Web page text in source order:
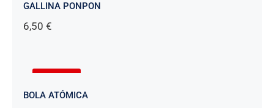
GALLINA PONPON
6,50 €
BOLA ATÓMICA